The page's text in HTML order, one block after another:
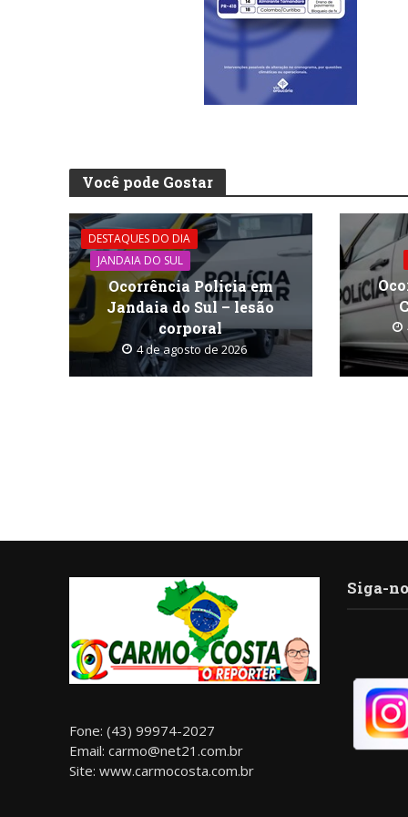
Você pode Gostar
DESTAQUES DO DIA
JANDAIA DO SUL
Ocorrência Policia em
Jandaia do Sul – lesão
corporal
4 de agosto de 2026
Fone: (43) 99974-2027
Email: carmo@net21.com.br
Site: www.carmocosta.com.br
Siga-